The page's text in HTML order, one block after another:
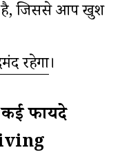
है, जिससे आप खुश
रहेगा।
फायदे